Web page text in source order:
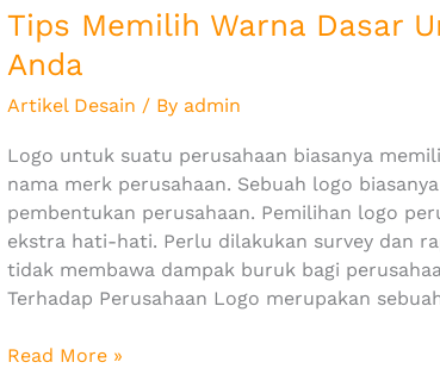
Tips Memilih Warna Dasar
Anda
Artikel Desain / By admin
Logo untuk suatu perusahaan biasanya
nama merk perusahaan. Sebuah logo
pembentukan perusahaan. Pemilihan logo
ekstra hati-hati. Perlu dilakukan survey dan
tidak membawa dampak buruk bagi
Terhadap Perusahaan Logo merupakan
Read More »